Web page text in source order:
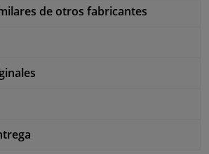
de otros fabricantes